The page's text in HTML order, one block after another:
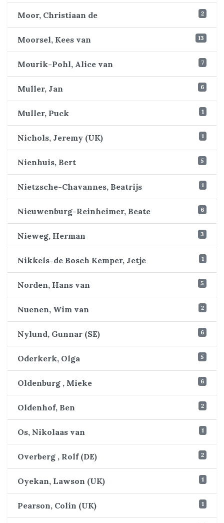
Moor, Christiaan de 2
Moorsel, Kees van 13
Mourik-Pohl, Alice van 7
Muller, Jan 6
Muller, Puck 1
Nichols, Jeremy (UK) 1
Nienhuis, Bert 5
Nietzsche-Chavannes, Beatrijs 1
Nieuwenburg-Reinheimer, Beate 6
Nieweg, Herman 3
Nikkels-de Bosch Kemper, Jetje 1
Norden, Hans van 5
Nuenen, Wim van 2
Nylund, Gunnar (SE) 6
Oderkerk, Olga 5
Oldenburg , Mieke 6
Oldenhof, Ben 2
Os, Nikolaas van 1
Overberg , Rolf (DE) 2
Oyekan, Lawson (UK) 1
Pearson, Colin (UK) 1